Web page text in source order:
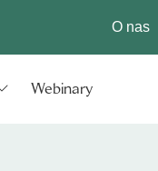
O nas
Webinary